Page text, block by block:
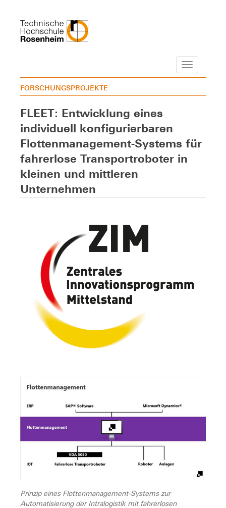
Navigation
FORSCHUNGSPROJEKTE
FLEET: Entwicklung eines
individuell konfigurierbaren
Flottenmanagement-Systems für
fahrerlose Transportroboter in
kleinen und mittleren
Unternehmen
Prinzip eines Flottenmanagement-Systems zur
Automatisierung der Intralogistik mit fahrerlosen